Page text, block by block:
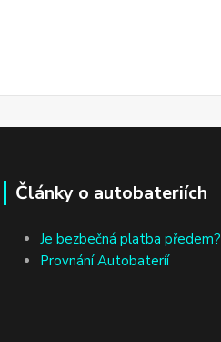
Články o autobateriích
Je bezbečná platba předem?
Provnání Autobateríí